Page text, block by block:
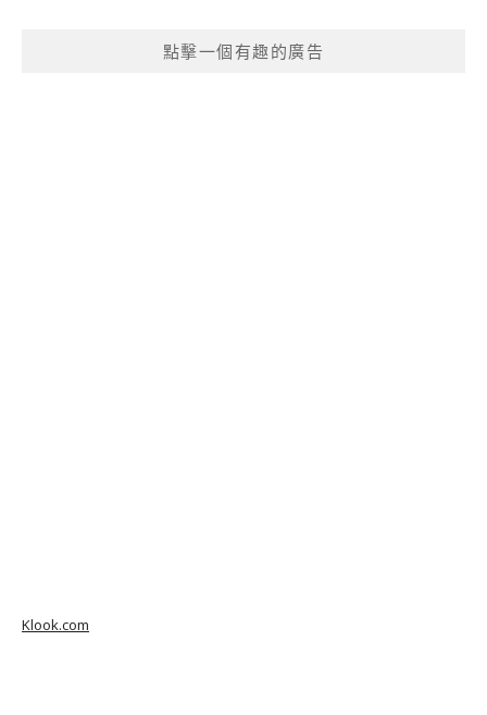
點擊一個有趣的廣告
Klook.com